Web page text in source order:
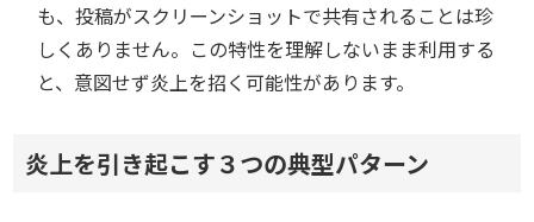
も、投稿がスクリーンショットで共有されることは珍
しくありません。この特性を理解しないまま利用する
と、意図せず炎上を招く可能性があります。
炎上を引き起こす３つの典型パターン